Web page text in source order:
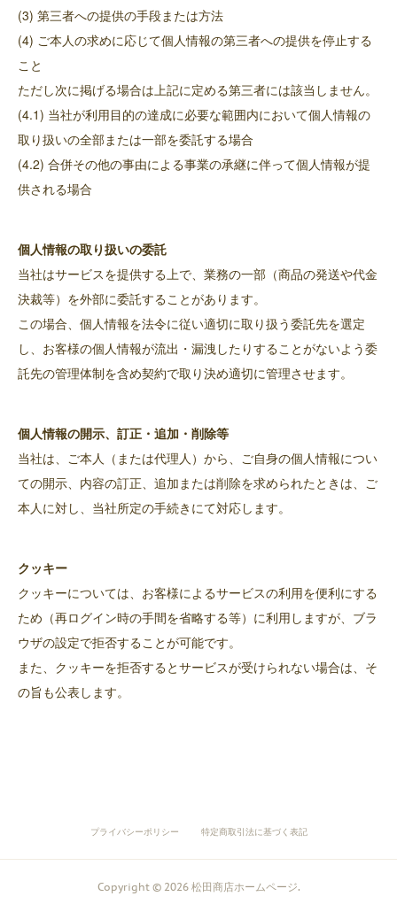
(3) 第三者への提供の手段または方法
(4) ご本人の求めに応じて個人情報の第三者への提供を停止する
こと
ただし次に掲げる場合は上記に定める第三者には該当しません。
(4.1) 当社が利用目的の達成に必要な範囲内において個人情報の
取り扱いの全部または一部を委託する場合
(4.2) 合併その他の事由による事業の承継に伴って個人情報が提
供される場合
個人情報の取り扱いの委託
当社はサービスを提供する上で、業務の一部（商品の発送や代金
決裁等）を外部に委託することがあります。
この場合、個人情報を法令に従い適切に取り扱う委託先を選定
し、お客様の個人情報が流出・漏洩したりすることがないよう委
託先の管理体制を含め契約で取り決め適切に管理させます。
個人情報の開示、訂正・追加・削除等
当社は、ご本人（または代理人）から、ご自身の個人情報につい
ての開示、内容の訂正、追加または削除を求められたときは、ご
本人に対し、当社所定の手続きにて対応します。
クッキー
クッキーについては、お客様によるサービスの利用を便利にする
ため（再ログイン時の手間を省略する等）に利用しますが、ブラ
ウザの設定で拒否することが可能です。
また、クッキーを拒否するとサービスが受けられない場合は、そ
の旨も公表します。
プライバシーポリシー 特定商取引法に基づく表記
Copyright © 2026 松田商店ホームページ.